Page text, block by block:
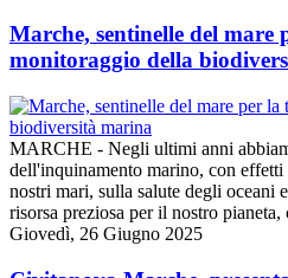
Marche, sentinelle del mare
monitoraggio della
MARCHE - Negli ultimi anni
dell'inquinamento marino, con
nostri mari, sulla salute degli oceani
risorsa preziosa per il nostro
Giovedì, 26 Giugno 2025